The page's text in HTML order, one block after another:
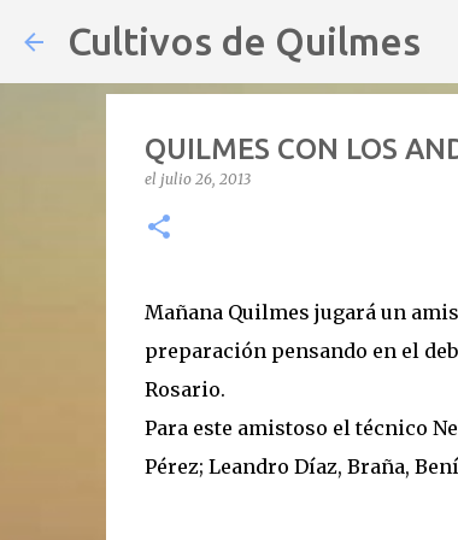
Cultivos de Quilmes
QUILMES CON LOS
el julio 26, 2013
Mañana Quilmes jugará un
preparación pensando en el
Rosario.
Para este amistoso el técnico
Pérez; Leandro Díaz, Braña,